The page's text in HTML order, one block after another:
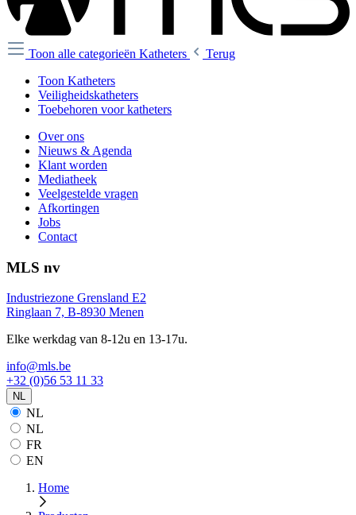
Toon alle categorieën Katheters
Terug
Toon Katheters
Veiligheidskatheters
Toebehoren voor katheters
Over ons
Nieuws & Agenda
Klant worden
Mediatheek
Veelgestelde vragen
Afkortingen
Jobs
Contact
MLS nv
Industriezone Grensland E2
Ringlaan 7, B-8930 Menen
Elke werkdag van 8-12u en 13-17u.
info@mls.be
+32 (0)56 53 11 33
NL
NL
NL
FR
EN
Home